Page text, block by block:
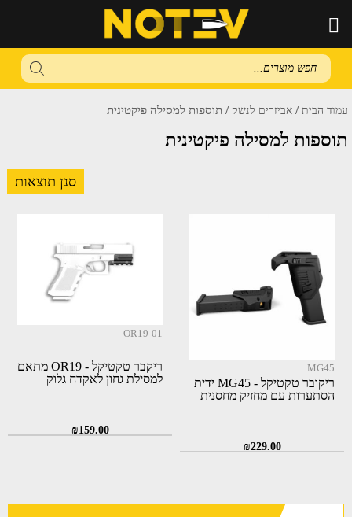
Products
search
עמוד הבית / אביזרים לנשק / תוספות למסילה פיקטינית
תוספות למסילה פיקטינית
סנן תוצאות
MG45
ריקובר טקטיקל - MG45 ידית
הסתערות עם מחזיק מחסנית
₪229.00
OR19-01
ריקבר טקטיקל - OR19 מתאם
למסילת גחון לאקדח גלוק
₪159.00